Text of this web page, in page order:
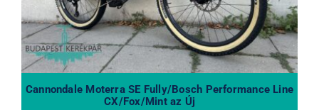
Cannondale Moterra SE Fully/Bosch Performance Line
CX/Fox/Mint az Új